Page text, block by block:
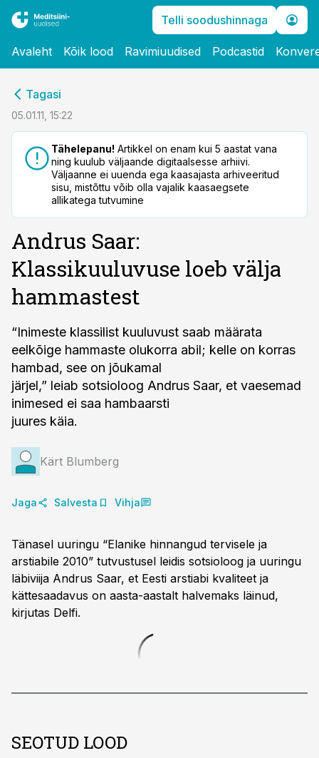
Telli soodushinnaga
Avaleht Kõik lood Ravimiuudised Podcastid
Tagasi
05.01.11, 15:22
Tähelepanu! Artikkel on enam kui 5 aastat vana
ning kuulub väljaande digitaalsesse arhiivi.
Väljaanne ei uuenda ega kaasajasta arhiveeritud
sisu, mistõttu võib olla vajalik kaasaegsete
allikatega tutvumine
Andrus Saar:
Klassikuuluvuse loeb välja
hammastest
“Inimeste klassilist kuuluvust saab määrata
eelkõige hammaste olukorra abil; kelle on korras
hambad, see on jõukamal
järjel,” leiab sotsioloog Andrus Saar, et vaesemad
inimesed ei saa hambaarsti
juures käia.
Kärt Blumberg
Jaga Salvesta Vihja
Tänasel uuringu “Elanike hinnangud tervisele ja
arstiabile 2010” tutvustusel leidis sotsioloog ja uuringu
läbiviija Andrus Saar, et Eesti arstiabi kvaliteet ja
kättesaadavus on aasta-aastalt halvemaks läinud,
kirjutas Delfi.
SEOTUD LOOD